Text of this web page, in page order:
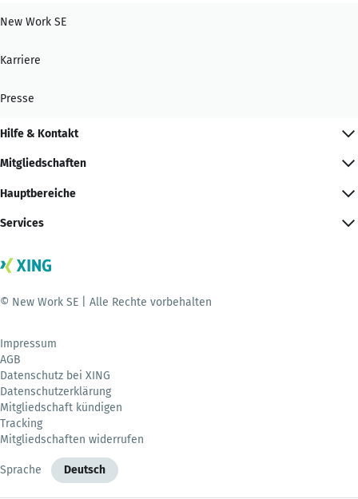
New Work SE
Karriere
Presse
Hilfe & Kontakt
Mitgliedschaften
Hauptbereiche
Services
© New Work SE | Alle Rechte vorbehalten
Impressum
AGB
Datenschutz bei XING
Datenschutzerklärung
Mitgliedschaft kündigen
Tracking
Mitgliedschaften widerrufen
Sprache Deutsch